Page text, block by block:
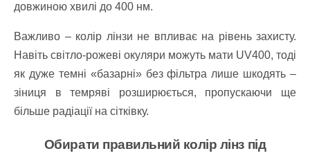
довжиною хвилі до 400 нм.
Важливо – колір лінзи не впливає на рівень захисту.
Навіть світло-рожеві окуляри можуть мати UV400, тоді
як дуже темні «базарні» без фільтра лише шкодять –
зіниця в темряві розширюється, пропускаючи ще
більше радіації на сітківку.
Обирати правильний колір лінз під